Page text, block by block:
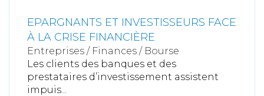
EPARGNANTS ET INVESTISSEURS FACE
À LA CRISE FINANCIÈRE
Entreprises / Finances / Bourse
Les clients des banques et des
prestataires d’investissement assistent
impuis...